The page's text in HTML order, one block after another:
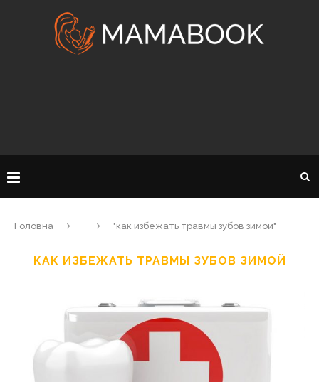
Головна "как избежать травмы зубов зимой"
КАК ИЗБЕЖАТЬ ТРАВМЫ ЗУБОВ ЗИМОЙ